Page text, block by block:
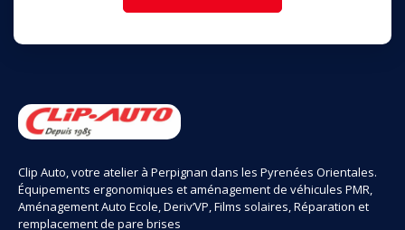
Clip Auto, votre atelier à Perpignan dans les Pyrenées Orientales.
Équipements ergonomiques et aménagement de véhicules PMR,
Aménagement Auto Ecole, Deriv’VP, Films solaires, Réparation et
remplacement de pare brises